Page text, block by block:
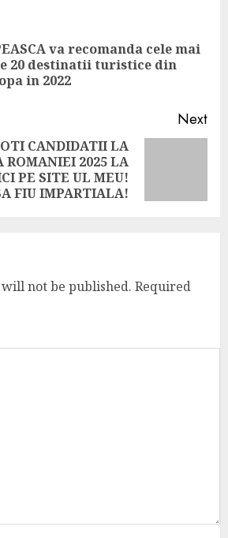
va recomanda cele mai
20 destinatii turistice din
in 2022
Next
CANDIDATII LA
ROMANIEI 2025 LA
PE SITE UL MEU!
FIU IMPARTIALA!
not be published. Required